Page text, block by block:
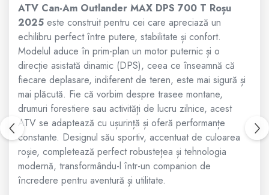
Tricouri
Pantaloni
Set Complet
Borseta
Geanta
Rucsac
ATV Can-Am Outlander MAX DPS 700 T Roșu
2025 este construit pentru cei care apreciază un
echilibru perfect între putere, stabilitate și confort.
Modelul aduce în prim-plan un motor puternic și o
direcție asistată dinamic (DPS), ceea ce înseamnă că
fiecare deplasare, indiferent de teren, este mai sigură și
mai plăcută. Fie că vorbim despre trasee montane,
drumuri forestiere sau activități de lucru zilnice, acest
ATV se adaptează cu ușurință și oferă performanțe
constante. Designul său sportiv, accentuat de culoarea
roșie, completează perfect robustețea și tehnologia
modernă, transformându-l într-un companion de
încredere pentru aventură și utilitate.